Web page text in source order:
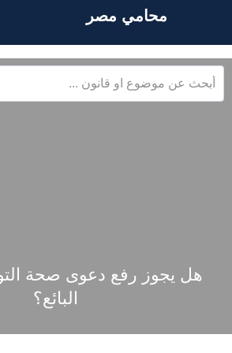
محامي مصر
هل يجوز رفع دعوى صحة
البائع؟